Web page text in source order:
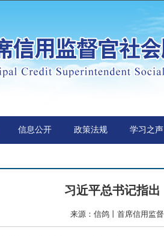
信息公开 政策法规 学习之声
习近平总书记指
来源：信鸽丨首席信用监